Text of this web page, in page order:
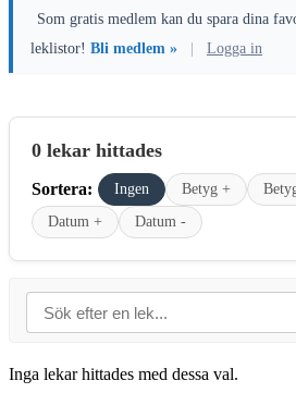
Som gratis medlem kan du spara dina
leklistor! Bli medlem » Logga in
0 lekar hittades
Sortera: Ingen Betyg +
Datum +
Datum -
Inga lekar hittades med dessa val.